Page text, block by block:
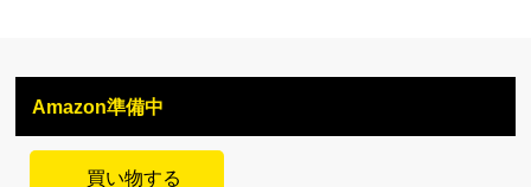
Amazon準備中
買い物する